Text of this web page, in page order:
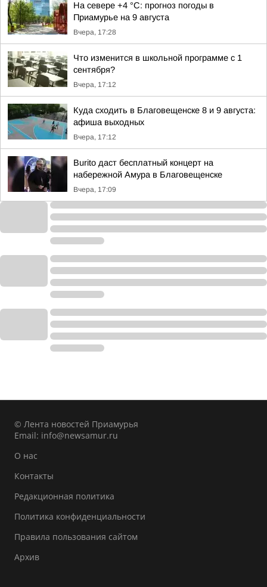
На севере +4 °С: прогноз погоды в
Приамурье на 9 августа
Вчера, 17:28
Что изменится в школьной программе с 1
сентября?
Вчера, 17:12
Куда сходить в Благовещенске 8 и 9 августа:
афиша выходных
Вчера, 17:12
Burito даст бесплатный концерт на
набережной Амура в Благовещенске
Вчера, 17:09
© Лента новостей Приамурья
Email: info@newsamur.ru
О нас
Контакты
Редакционная политика
Политика конфиденциальности
Правила пользования сайтом
Архив